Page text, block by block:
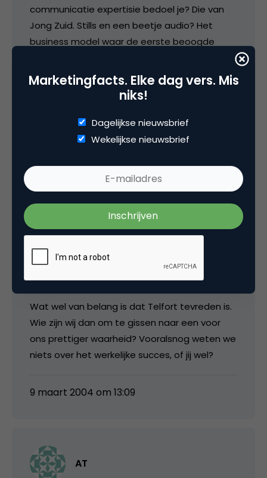
communicatie expertisie bedoel je? Die van
Jong Zuid. Stills en een beetje audio? Het
business model waar de eerste beoogde
Expertise, ik zie ‘m niet !
Socrates
Dat je de kansen in die markt niet herkent is je
goed recht. Kennelijk trekt een dergelijk soapje
je niet, mij ook niet. Dat is echter niet relevant.
Wat wel van belang is dat Telfort tevreden is.
Wie zijn wij dan om te gissen naar een voor
ons prettiger waarheid? Vooralsnog weten we
niets over het werkelijke succes, of jij wel?
9 maart 2004 om 13:09
AT
Marketingfacts. Elke dag vers. Mis
niks!
Dagelijkse nieuwsbrief
Wekelijkse nieuwsbrief